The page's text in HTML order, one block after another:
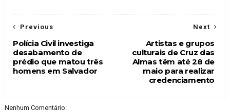
Next
Artistas e grupos
culturais de Cruz das
Almas têm até 28 de
maio para realizar
credenciamento
Previous
Polícia Civil investiga
desabamento de
prédio que matou três
homens em Salvador
Nenhum Comentário: